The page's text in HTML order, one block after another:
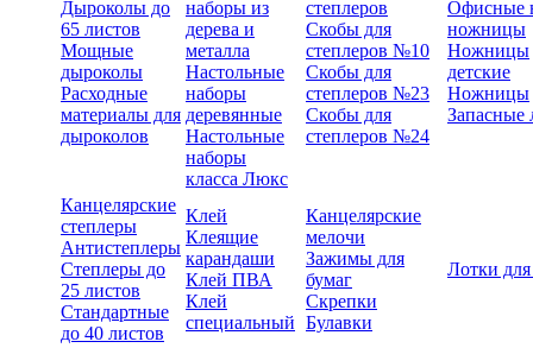
Дыроколы до
65 листов
Мощные
дыроколы
Расходные
материалы для
дыроколов
наборы из
дерева и
металла
Настольные
наборы
деревянные
Настольные
наборы
класса Люкс
степлеров
Скобы для
степлеров №10
Скобы для
степлеров №23
Скобы для
степлеров №24
Офисные
ножницы
Ножницы
детские
Ножницы
Запасные
Канцелярские
степлеры
Антистеплеры
Степлеры до
25 листов
Стандартные
до 40 листов
Клей
Клеящие
карандаши
Клей ПВА
Клей
специальный
Канцелярские
мелочи
Зажимы для
бумаг
Скрепки
Булавки
Лотки